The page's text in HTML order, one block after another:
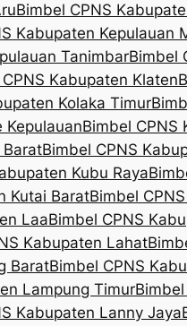
Bimbel CPNS
Kabupaten Kepulauan
TanimbarBimbel
Kabupaten Klaten
Kolaka Timur
KepulauanBimbel CPNS
BaratBimbel CPNS
Kubu Raya
Kutai BaratBimbel
LaaBimbel CPNS
Kabupaten Lahat
BaratBimbel CPNS
Lampung Timur
Kabupaten Lanny Jaya